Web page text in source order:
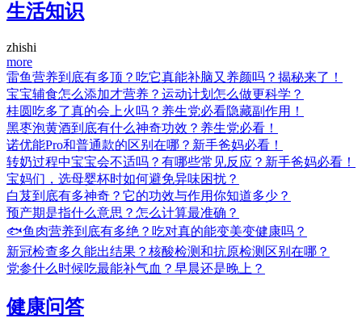
生活知识
zhishi
more
雷鱼营养到底有多顶？吃它真能补脑又养颜吗？揭秘来了！
宝宝辅食怎么添加才营养？运动计划怎么做更科学？
桂圆吃多了真的会上火吗？养生党必看隐藏副作用！
黑枣泡黄酒到底有什么神奇功效？养生党必看！
诺优能Pro和普通款的区别在哪？新手爸妈必看！
转奶过程中宝宝会不适吗？有哪些常见反应？新手爸妈必看！
宝妈们，选母婴杯时如何避免异味困扰？
白芨到底有多神奇？它的功效与作用你知道多少？
预产期是指什么意思？怎么计算最准确？
🐟鱼肉营养到底有多绝？吃对真的能变美变健康吗？
新冠检查多久能出结果？核酸检测和抗原检测区别在哪？
党参什么时候吃最能补气血？早晨还是晚上？
健康问答